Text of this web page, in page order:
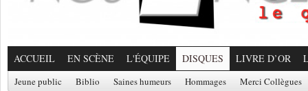
ACCUEIL EN SCÈNE L'ÉQUIPE DISQUES LIVRE D’OR
Jeune public Biblio Saines humeurs Hommages Merci Collègues